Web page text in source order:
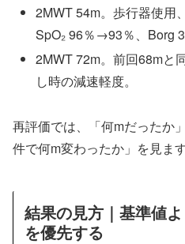
2MWT 54m。歩行器使用
SpO₂ 96％→93％、Borg 3
2MWT 72m。前回68mと
し時の減速軽度。
再評価では、「何mだったか
件で何m変わったか」を見ます
結果の見方｜基準値
を優先する